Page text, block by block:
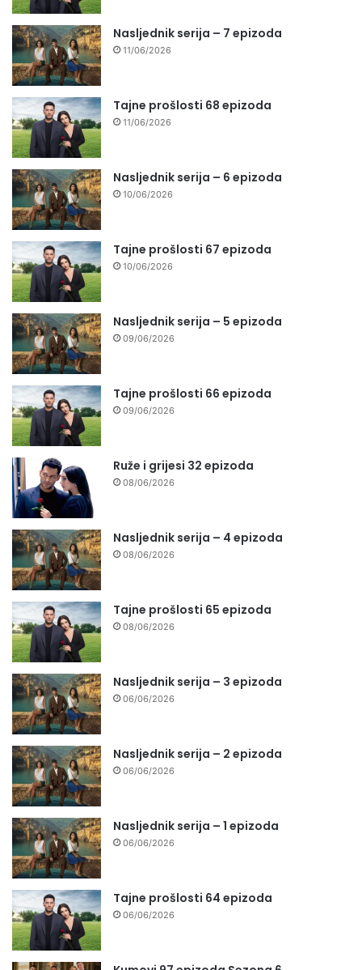
Nasljednik serija – 7 epizoda
11/06/2026
Tajne prošlosti 68 epizoda
11/06/2026
Nasljednik serija – 6 epizoda
10/06/2026
Tajne prošlosti 67 epizoda
10/06/2026
Nasljednik serija – 5 epizoda
09/06/2026
Tajne prošlosti 66 epizoda
09/06/2026
Ruže i grijesi 32 epizoda
08/06/2026
Nasljednik serija – 4 epizoda
08/06/2026
Tajne prošlosti 65 epizoda
08/06/2026
Nasljednik serija – 3 epizoda
06/06/2026
Nasljednik serija – 2 epizoda
06/06/2026
Nasljednik serija – 1 epizoda
06/06/2026
Tajne prošlosti 64 epizoda
06/06/2026